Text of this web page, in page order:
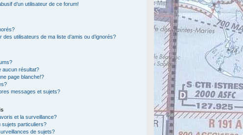
d’un utilisateur de ce forum!
utilisateurs de ma liste d’amis ou d’ignorés?
aucun résultat?
page blanche!?
messages et sujets?
et la surveillance?
sujets particuliers?
de sujets?